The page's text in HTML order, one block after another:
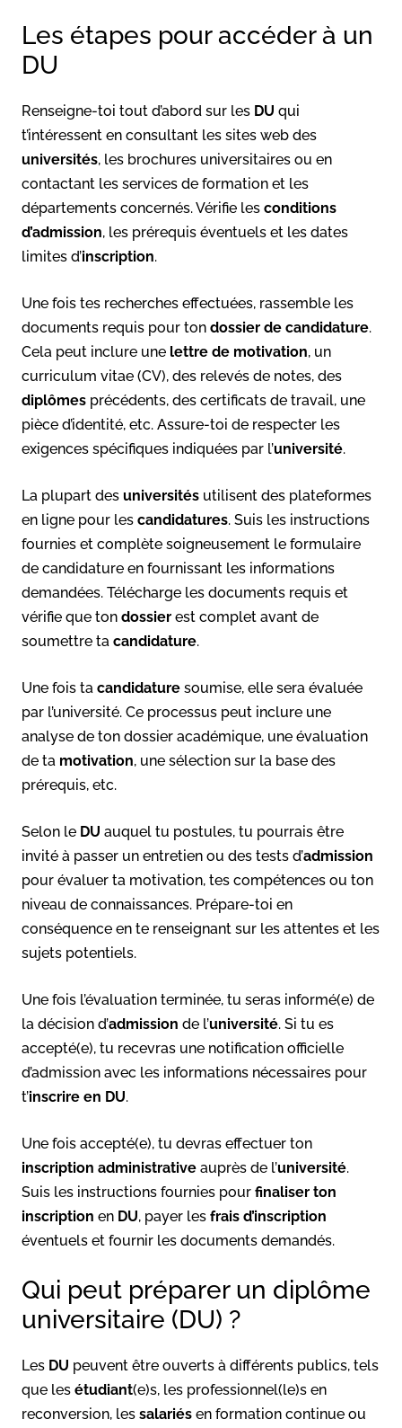
Les étapes pour accéder à un
DU
Renseigne-toi tout d’abord sur les DU qui
t’intéressent en consultant les sites web des
universités, les brochures universitaires ou en
contactant les services de formation et les
départements concernés. Vérifie les conditions
d’admission, les prérequis éventuels et les dates
limites d’inscription.
Une fois tes recherches effectuées, rassemble les
documents requis pour ton dossier de candidature.
Cela peut inclure une lettre de motivation, un
curriculum vitae (CV), des relevés de notes, des
diplômes précédents, des certificats de travail, une
pièce d’identité, etc. Assure-toi de respecter les
exigences spécifiques indiquées par l’université.
La plupart des universités utilisent des plateformes
en ligne pour les candidatures. Suis les instructions
fournies et complète soigneusement le formulaire
de candidature en fournissant les informations
demandées. Télécharge les documents requis et
vérifie que ton dossier est complet avant de
soumettre ta candidature.
Une fois ta candidature soumise, elle sera évaluée
par l’université. Ce processus peut inclure une
analyse de ton dossier académique, une évaluation
de ta motivation, une sélection sur la base des
prérequis, etc.
Selon le DU auquel tu postules, tu pourrais être
invité à passer un entretien ou des tests d’admission
pour évaluer ta motivation, tes compétences ou ton
niveau de connaissances. Prépare-toi en
conséquence en te renseignant sur les attentes et les
sujets potentiels.
Une fois l’évaluation terminée, tu seras informé(e) de
la décision d’admission de l’université. Si tu es
accepté(e), tu recevras une notification officielle
d’admission avec les informations nécessaires pour
t’inscrire en DU.
Une fois accepté(e), tu devras effectuer ton
inscription administrative auprès de l’université.
Suis les instructions fournies pour finaliser ton
inscription en DU, payer les frais d’inscription
éventuels et fournir les documents demandés.
Qui peut préparer un diplôme
universitaire (DU) ?
Les DU peuvent être ouverts à différents publics, tels
que les étudiant(e)s, les professionnel(le)s en
reconversion, les salariés en formation continue ou